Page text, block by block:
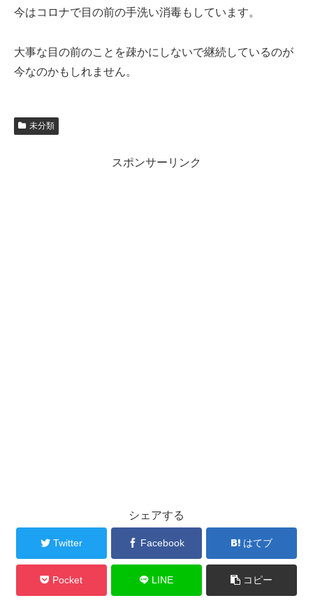
今はコロナで目の前の手洗い消毒もしています。
大事な目の前のことを疎かにしないで継続しているのが
今なのかもしれません。
未分類
スポンサーリンク
シェアする
Twitter Facebook はてブ
Pocket LINE コピー